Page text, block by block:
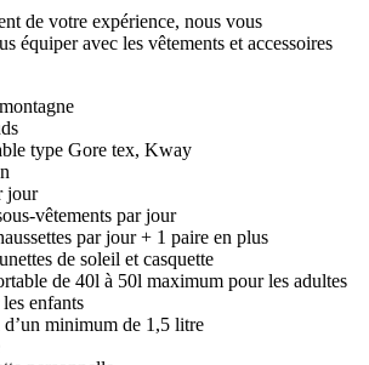
de votre expérience, nous vous
équiper avec les vêtements et accessoires
type Gore tex, Kway
jour
vêtements par jour
par jour + 1 paire en plus
de soleil et casquette
de 40l à 50l maximum pour les adultes
enfants
d’un minimum de 1,5 litre